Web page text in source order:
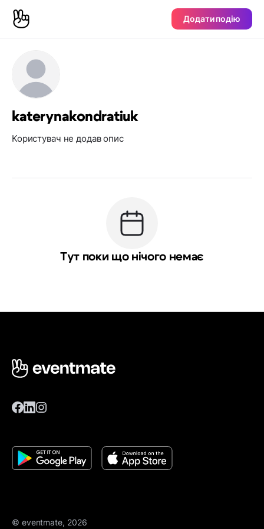
Додати подію
katerynakondratiuk
Користувач не додав опис
Тут поки що нічого немає
© eventmate, 2026